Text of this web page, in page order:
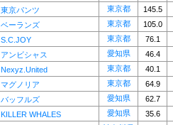
東京パンツ 東京都
145.5
ベーランズ 東京都
105.0
S.C.JOY 東京都
76.1
アンビシャス 愛知県
46.4
Nexyz.United 東京都
40.1
マグノリア 東京都
64.9
バッフルズ 愛知県
62.7
KILLER WHALES 愛知県
35.6